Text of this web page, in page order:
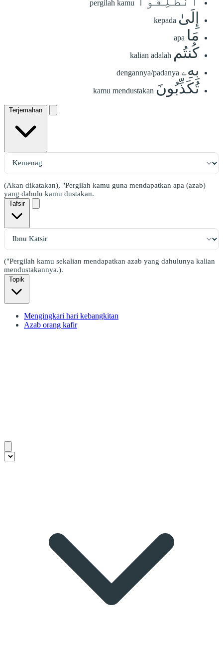
pergilah kamu
إِلَىٰ kepada
مَا apa
كُنتُم kalian adalah
بِهِۦ dengannya/padanya
تُكَذِّبُونَ kamu mendustakan
Terjemahan
(Akan dikatakan), "Pergilah kamu guna mendapatkan apa (azab)
yang dahulu kamu dustakan.
Tafsir
("Pergilah kamu sekalian mendapatkan azab yang dahulunya kalian
mendustakannya.).
Topik
Mengingkari hari kebangkitan
Azab orang kafir